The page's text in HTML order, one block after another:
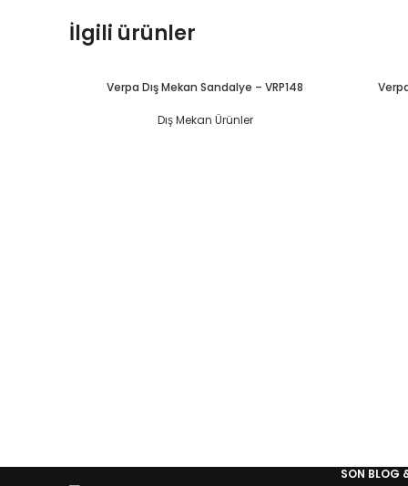
İlgili ürünler
Verpa Dış Mekan Sandalye – VRP148
Dış Mekan Ürünler
SON BLOG